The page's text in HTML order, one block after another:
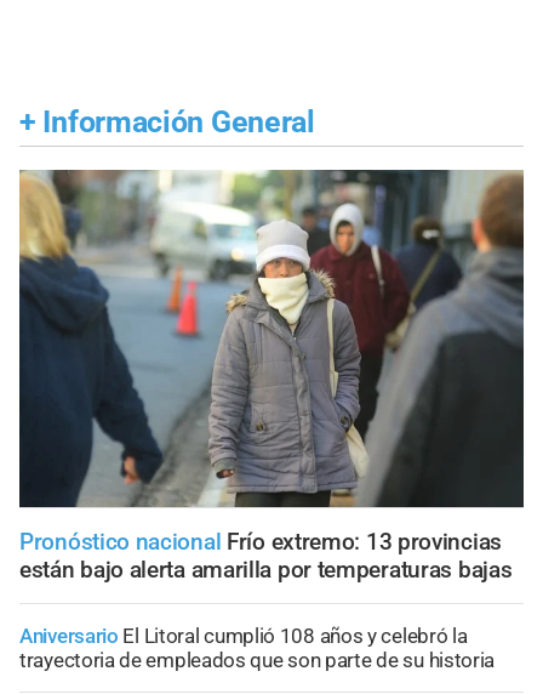
+ Información General
Pronóstico nacional Frío extremo: 13 provincias
están bajo alerta amarilla por temperaturas bajas
Aniversario El Litoral cumplió 108 años y celebró la
trayectoria de empleados que son parte de su historia